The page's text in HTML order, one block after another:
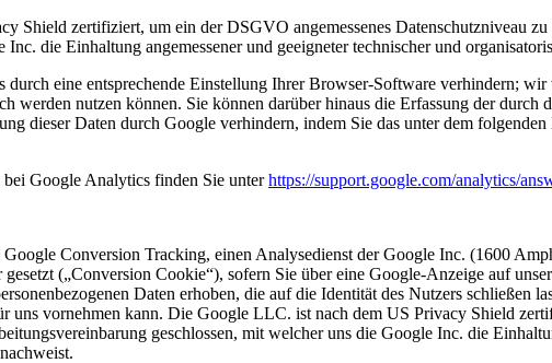
Shield zertifiziert, um ein der DSGVO angemessenes Datenschutzniveau zu
die Einhaltung angemessener und geeigneter technischer und
durch eine entsprechende Einstellung Ihrer Browser-Software verhindern;
werden nutzen können. Sie können darüber hinaus die Erfassung der
dieser Daten durch Google verhindern, indem Sie das unter dem
Google Analytics finden Sie unterhttps://support.google.com/analytics/
Conversion Tracking, einen Analysedienst der Google Inc. (1600
(„Conversion Cookie“), sofern Sie über eine Google-Anzeige auf
Daten erhoben, die auf die Identität des Nutzers
uns vornehmen kann. Die Google LLC. ist nach dem US Privacy Shield
geschlossen, mit welcher uns die Google Inc. die